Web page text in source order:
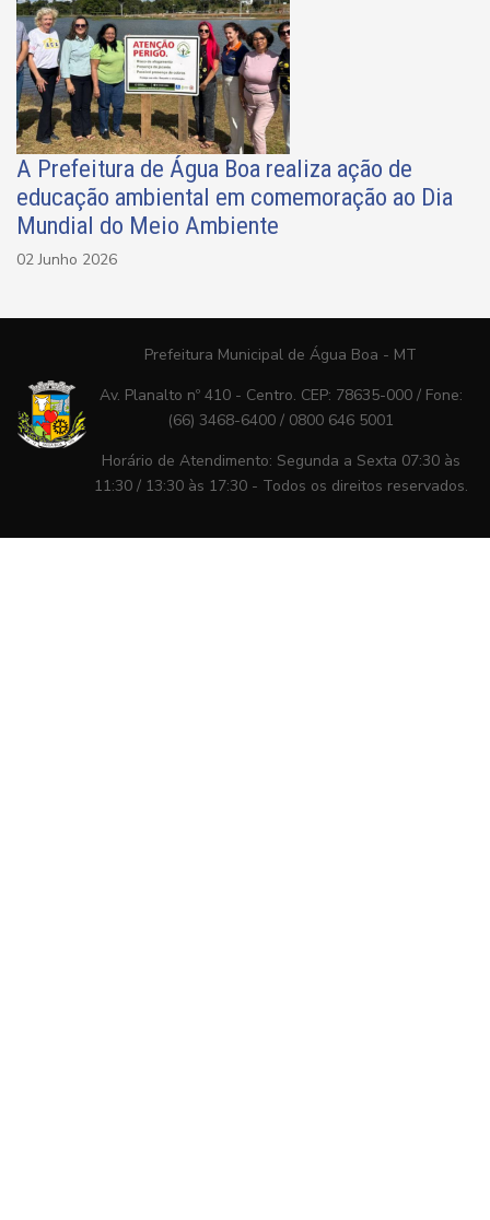
A Prefeitura de Água Boa realiza ação de
educação ambiental em comemoração ao Dia
Mundial do Meio Ambiente
02 Junho 2026
Prefeitura Municipal de Água Boa - MT
Av. Planalto nº 410 - Centro. CEP: 78635-000 / Fone:
(66) 3468-6400 / 0800 646 5001
Horário de Atendimento: Segunda a Sexta 07:30 às
11:30 / 13:30 às 17:30 - Todos os direitos reservados.